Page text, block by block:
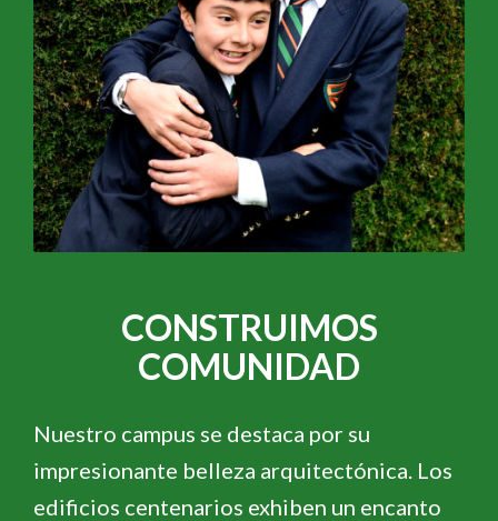
CONSTRUIMOS
COMUNIDAD
Nuestro campus se destaca por su
impresionante belleza arquitectónica. Los
edificios centenarios exhiben un encanto